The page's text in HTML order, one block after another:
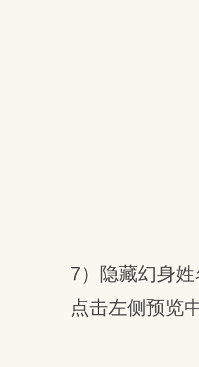
7）隐藏幻身姓
点击左侧预览